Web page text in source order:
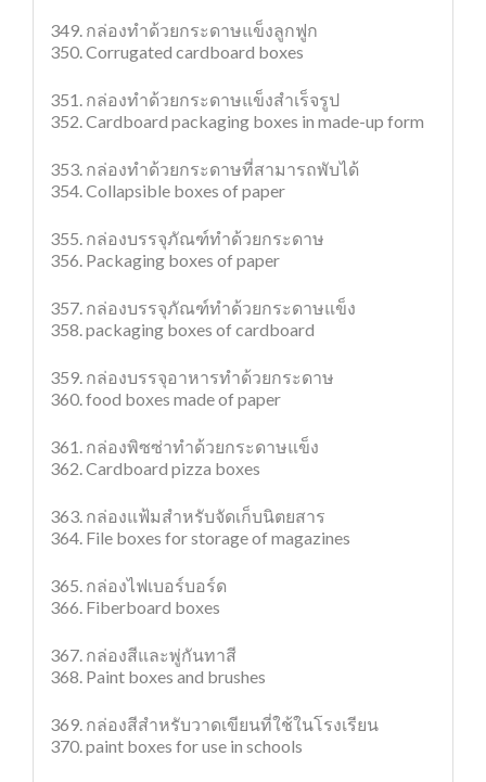
349. กล่องทำด้วยกระดาษแข็งลูกฟูก
350. Corrugated cardboard boxes
351. กล่องทำด้วยกระดาษแข็งสำเร็จรูป
352. Cardboard packaging boxes in made-up form
353. กล่องทำด้วยกระดาษที่สามารถพับได้
354. Collapsible boxes of paper
355. กล่องบรรจุภัณฑ์ทำด้วยกระดาษ
356. Packaging boxes of paper
357. กล่องบรรจุภัณฑ์ทำด้วยกระดาษแข็ง
358. packaging boxes of cardboard
359. กล่องบรรจุอาหารทำด้วยกระดาษ
360. food boxes made of paper
361. กล่องพิซซ่าทำด้วยกระดาษแข็ง
362. Cardboard pizza boxes
363. กล่องแฟ้มสำหรับจัดเก็บนิตยสาร
364. File boxes for storage of magazines
365. กล่องไฟเบอร์บอร์ด
366. Fiberboard boxes
367. กล่องสีและพู่กันทาสี
368. Paint boxes and brushes
369. กล่องสีสำหรับวาดเขียนที่ใช้ในโรงเรียน
370. paint boxes for use in schools